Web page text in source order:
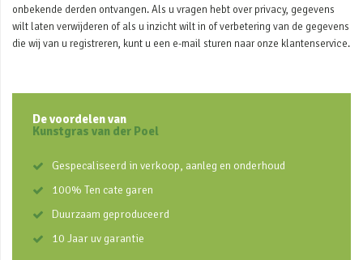
onbekende derden ontvangen. Als u vragen hebt over privacy, gegevens
wilt laten verwijderen of als u inzicht wilt in of verbetering van de gegevens
die wij van u registreren, kunt u een e-mail sturen naar onze klantenservice.
De voordelen van
Kunstgras van der Poel
Gespecaliseerd in verkoop, aanleg en onderhoud
100% Ten cate garen
Duurzaam geproduceerd
10 Jaar uv garantie